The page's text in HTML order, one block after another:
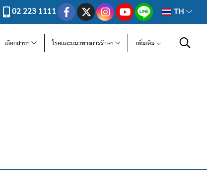
02 223 1111 TH
เลือกสาขา โรคและแนวทางการรักษา เพิ่มเติม